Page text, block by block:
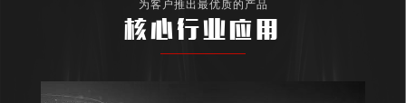
为客户推出最优质的产品
核心行业应用